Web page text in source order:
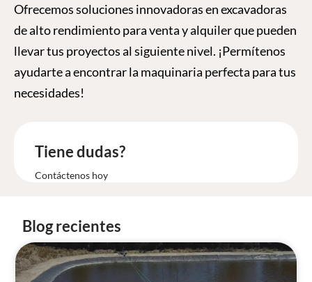
Ofrecemos soluciones innovadoras en excavadoras
de alto rendimiento para venta y alquiler que pueden
llevar tus proyectos al siguiente nivel. ¡Permítenos
ayudarte a encontrar la maquinaria perfecta para tus
necesidades!
Tiene dudas?
Contáctenos hoy
Blog recientes